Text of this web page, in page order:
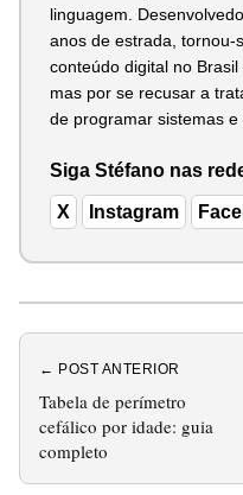
linguagem.
anos de estrada, tornou-
conteúdo digital no
mas por se recusar a
de programar sistemas e
Siga Stéfano nas
X Instagram
← POST ANTERIOR
Tabela de perímetro
cefálico por idade: guia
completo